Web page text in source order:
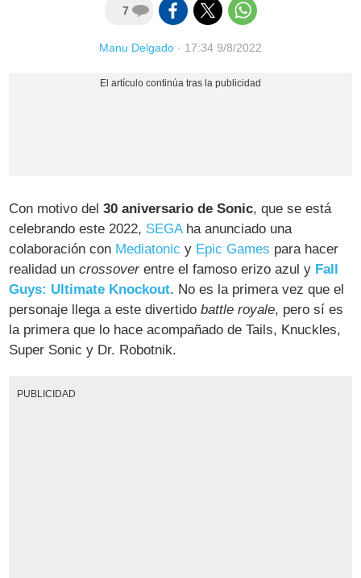
7
Manu Delgado · 17:34 9/8/2022
Con motivo del30 aniversario de Sonic, que se está
celebrando este 2022, SEGAha anunciado una
colaboración con Mediatonic y Epic Games para hacer
realidad uncrossoverentre el famoso erizo azul y Fall
Guys: Ultimate Knockout. No es la primera vez que el
personaje llega a este divertidobattle royale, pero sí es
la primera que lo hace acompañado de Tails, Knuckles,
Super Sonic y Dr. Robotnik.
PUBLICIDAD